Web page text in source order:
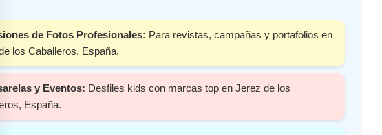
de Fotos Profesionales: Para revistas, campañas y portafolios en
los Caballeros, España.
y Eventos: Desfiles kids con marcas top en Jerez de los
España.